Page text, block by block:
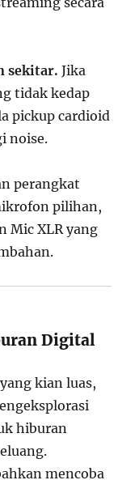
sekitar. Jika
tidak kedap
pickup cardioid
noise.
perangkat
pilihan,
Mic XLR yang
Digital
kian luas,
hiburan
mencoba